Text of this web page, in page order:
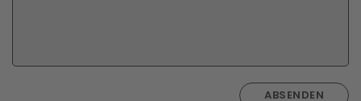
ABSENDEN